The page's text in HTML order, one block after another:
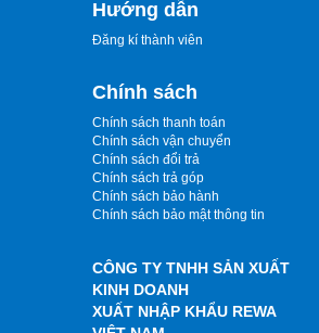
Hướng dẫn
Đăng kí thành viên
Chính sách
Chính sách thanh toán
Chính sách vận chuyển
Chính sách đổi trả
Chính sách trả góp
Chính sách bảo hành
Chính sách bảo mật thông tin
CÔNG TY TNHH SẢN XUẤT
KINH DOANH
XUẤT NHẬP KHẨU REWA